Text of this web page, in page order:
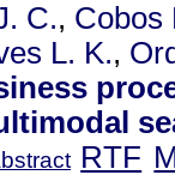
C., Cobos
L. K.,
RTF